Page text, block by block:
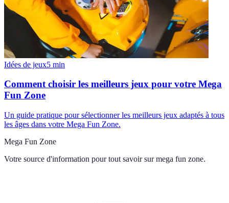
Idées de jeux5 min
Comment choisir les meilleurs jeux pour votre Mega
Fun Zone
Un guide pratique pour sélectionner les meilleurs jeux adaptés à tous
les âges dans votre Mega Fun Zone.
Mega Fun Zone
Votre source d'information pour tout savoir sur mega fun zone.